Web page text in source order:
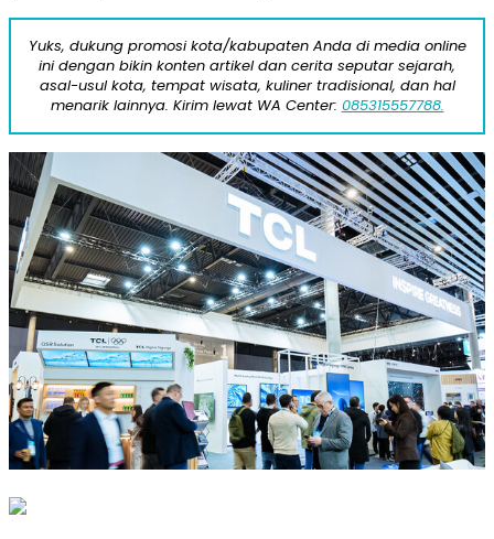
Yuks, dukung promosi kota/kabupaten Anda di media online
ini dengan bikin konten artikel dan cerita seputar sejarah,
asal-usul kota, tempat wisata, kuliner tradisional, dan hal
menarik lainnya. Kirim lewat WA Center: 085315557788.